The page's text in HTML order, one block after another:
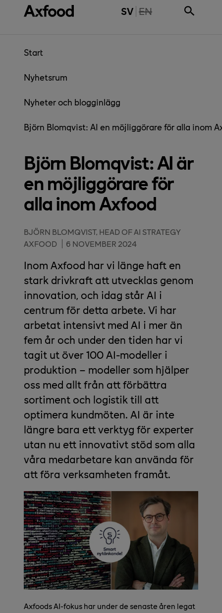
Gå direkt till innehåll SV THE PAGE IS NOT
EN
Start
Nyhetsrum
Nyheter och blogginlägg
Björn Blomqvist: AI en möjliggörare för alla inom
Björn Blomqvist: AI är
en möjliggörare för
alla inom Axfood
BJÖRN BLOMQVIST, HEAD OF AI STRATEGY
AXFOOD
6 NOVEMBER 2024
Inom Axfood har vi länge haft en
stark drivkraft att utvecklas genom
innovation, och idag står AI i
centrum för detta arbete. Vi har
arbetat intensivt med AI i mer än
fem år och under den tiden har vi
tagit ut över 100 AI-modeller i
produktion – modeller som hjälper
oss med allt från att förbättra
sortiment och logistik till att
optimera kundmöten. AI är inte
längre bara ett verktyg för experter
utan nu ett innovativt stöd som alla
våra medarbetare kan använda för
att föra verksamheten framåt.
Axfoods AI-fokus har under de senaste åren legat